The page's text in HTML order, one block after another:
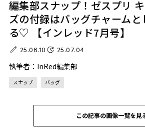
編集部スナップ！ゼスプリ
ズの付録はバッグチャーム
る♡ 【インレッド7月号】
25.06.10 25.07.04
執筆者： InRed編集部
スナップ バッグ
この記事の画像一覧を見